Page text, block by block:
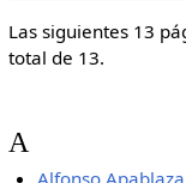
Las siguientes 13
total de 13.
A
Alfonso